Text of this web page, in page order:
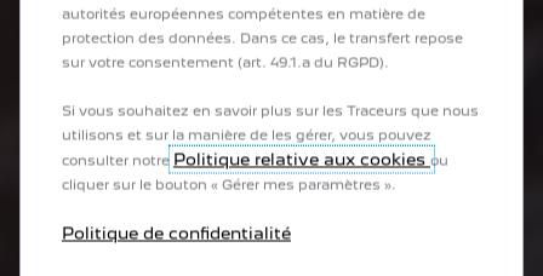
autorités européennes compétentes en matière de
protection des données. Dans ce cas, le transfert repose
sur votre consentement (art. 49.1.a du RGPD).
Si vous souhaitez en savoir plus sur les Traceurs que nous
utilisons et sur la manière de les gérer, vous pouvez
consulter notre Politique relative aux cookies ou
cliquer sur le bouton « Gérer mes paramètres ».
Politique de confidentialité